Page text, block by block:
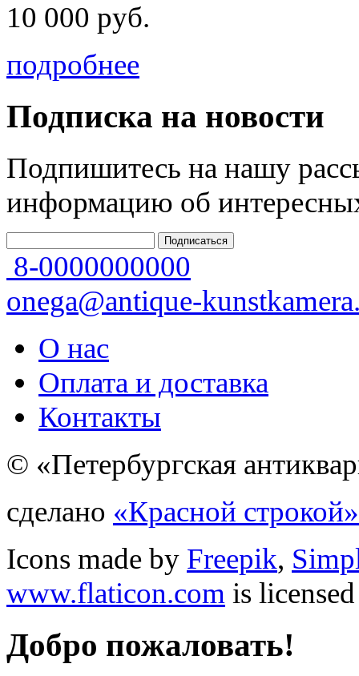
10 000 руб.
подробнее
Подписка на новости
Подпишитесь на нашу
информацию об
8-0000000000
onega@antique-
О нас
Оплата и доставка
Контакты
© «Петербургская
сделано «Красной строкой»
Icons made by Freepik,
www.flaticon.com is
Добро пожаловать!